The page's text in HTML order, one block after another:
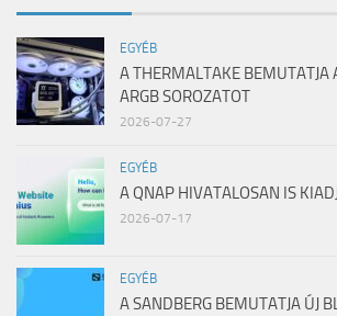
EGYÉB
A THERMALTAKE BEMUTATJA
ARGB SOROZATOT
2026-07-27
EGYÉB
A QNAP HIVATALOSAN IS
2026-07-17
EGYÉB
A SANDBERG BEMUTATJA ÚJ